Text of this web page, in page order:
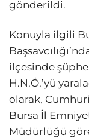
gönderildi.
Konuyla ilgili
ilçesinde
H.N.Ö.’yü
olarak,
Bursa İl
Müdürlüğü